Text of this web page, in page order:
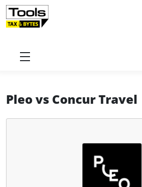
Startseite
Pleovs Concur Travel